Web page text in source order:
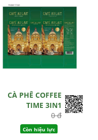
CÀ PHÊ COFFEE
TIME 3IN1
0 đ
Còn hiệu lực